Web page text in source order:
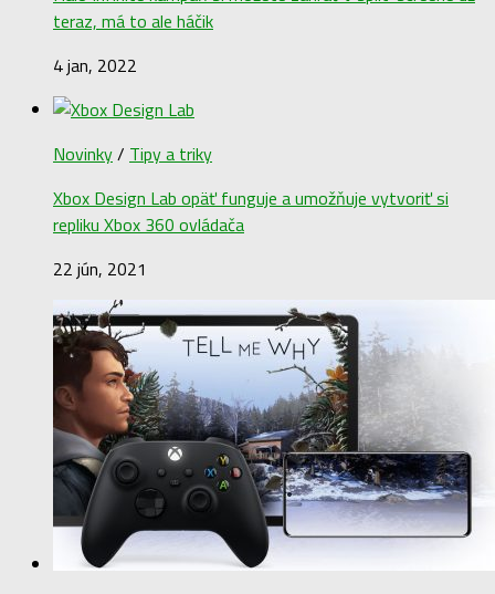
teraz, má to ale háčik
4 jan, 2022
Novinky/ Tipy a triky
Xbox Design Lab opäť funguje a umožňuje vytvoriť si
repliku Xbox 360 ovládača
22 jún, 2021